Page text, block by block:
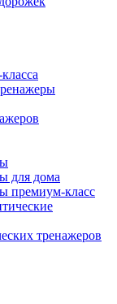
для дома
премиум-класс
тренажеров